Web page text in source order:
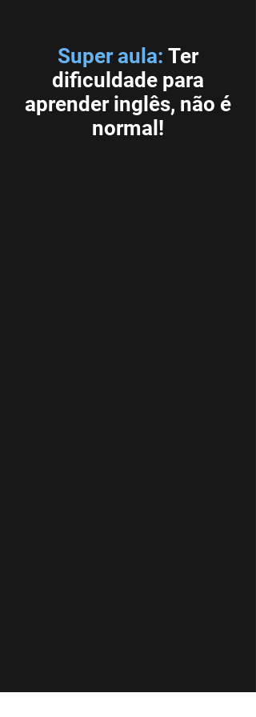
Super aula: Ter
dificuldade para
aprender inglês, não é
normal!